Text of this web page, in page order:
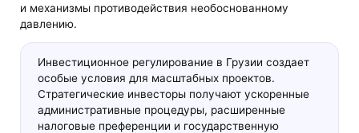
и механизмы противодействия необоснованному
давлению.
Инвестиционное регулирование в Грузии создает
особые условия для масштабных проектов.
Стратегические инвесторы получают ускоренные
административные процедуры, расширенные
налоговые преференции и государственную